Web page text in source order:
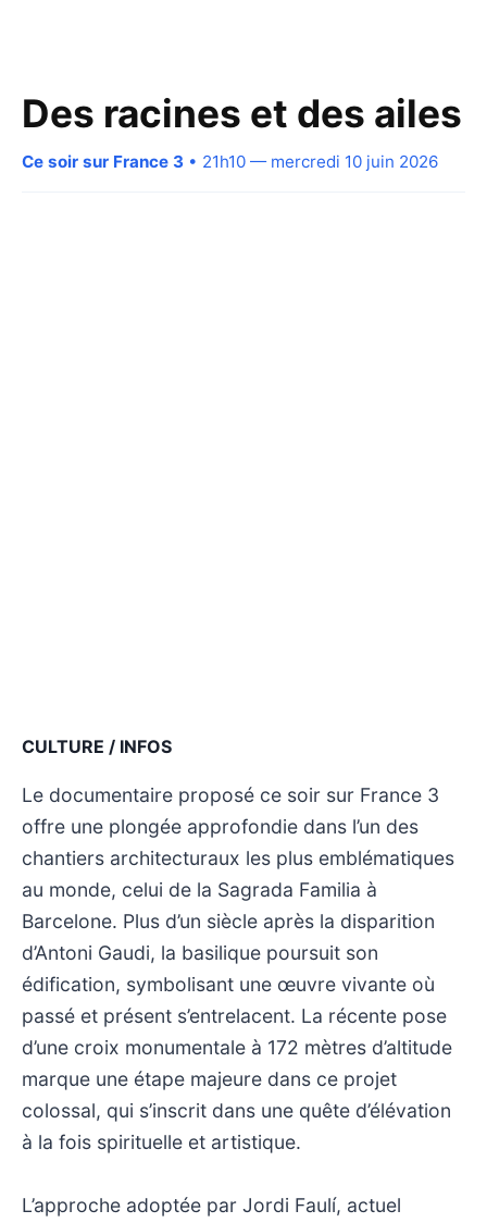
Des racines et des ailes
Ce soir sur France 3 • 21h10 — mercredi 10 juin 2026
CULTURE / INFOS
Le documentaire proposé ce soir sur France 3
offre une plongée approfondie dans l’un des
chantiers architecturaux les plus emblématiques
au monde, celui de la Sagrada Familia à
Barcelone. Plus d’un siècle après la disparition
d’Antoni Gaudi, la basilique poursuit son
édification, symbolisant une œuvre vivante où
passé et présent s’entrelacent. La récente pose
d’une croix monumentale à 172 mètres d’altitude
marque une étape majeure dans ce projet
colossal, qui s’inscrit dans une quête d’élévation
à la fois spirituelle et artistique.
L’approche adoptée par Jordi Faulí, actuel